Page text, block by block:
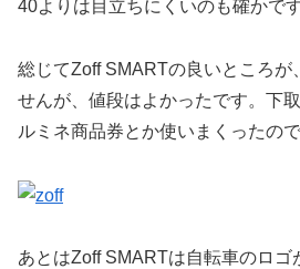
40よりは目立ちにくいのも確かです
総じてZoff SMARTの良いところが
せんが、値段はよかったです。下
ルミネ商品券とか使いまくったので
あとはZoff SMARTは自転車のロゴ